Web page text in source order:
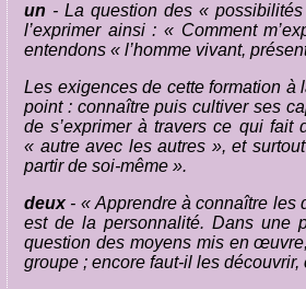
un - La question des «
l’exprimer ainsi : « Comment
entendons « l’homme vivant,
Les exigences de cette formation à
point : connaître puis cultiver ses
de s’exprimer à travers ce qui fait
« autre avec les autres », et
partir de soi-même ».
deux- « Apprendre à connaître les
est de la personnalité. Dans une
question des moyens mis en
groupe ; encore faut-il les